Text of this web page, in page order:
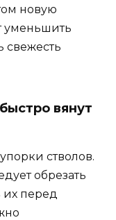
новую
уменьшить
свежесть
вянут
стволов.
обрезать
их перед